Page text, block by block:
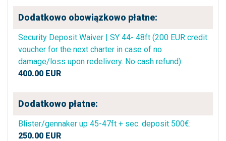
Dodatkowo obowiązkowo płatne:
Security Deposit Waiver | SY 44- 48ft (200 EUR credit
voucher for the next charter in case of no
damage/loss upon redelivery. No cash refund):
400.00 EUR
Dodatkowo płatne:
Blister/gennaker up 45-47ft + sec. deposit 500€:
250.00 EUR